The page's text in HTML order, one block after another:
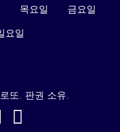
목요일
금요일
요일
또. 판권 소유.